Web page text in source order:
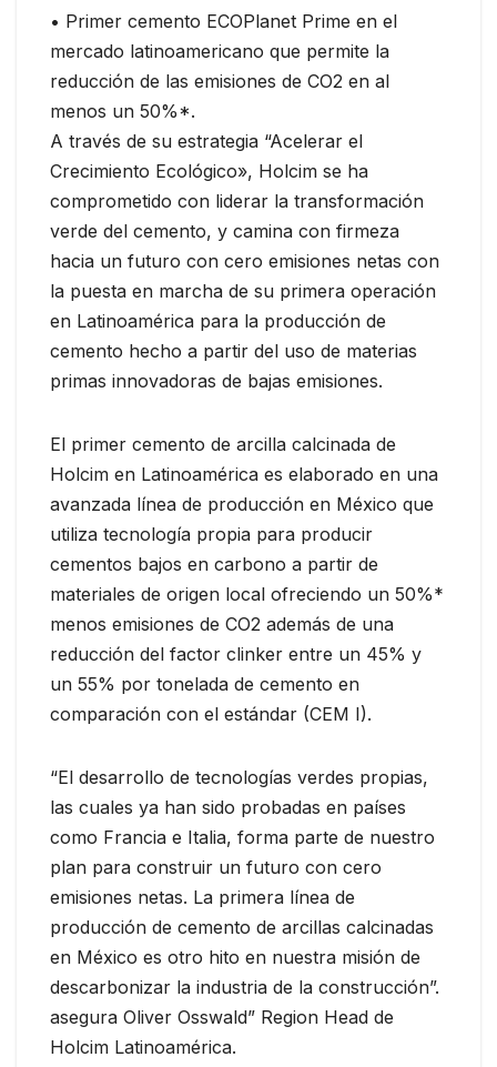
• Primer cemento ECOPlanet Prime en el
mercado latinoamericano que permite la
reducción de las emisiones de CO2 en al
menos un 50%*.
A través de su estrategia “Acelerar el
Crecimiento Ecológico», Holcim se ha
comprometido con liderar la transformación
verde del cemento, y camina con firmeza
hacia un futuro con cero emisiones netas con
la puesta en marcha de su primera operación
en Latinoamérica para la producción de
cemento hecho a partir del uso de materias
primas innovadoras de bajas emisiones.
El primer cemento de arcilla calcinada de
Holcim en Latinoamérica es elaborado en una
avanzada línea de producción en México que
utiliza tecnología propia para producir
cementos bajos en carbono a partir de
materiales de origen local ofreciendo un 50%*
menos emisiones de CO2 además de una
reducción del factor clinker entre un 45% y
un 55% por tonelada de cemento en
comparación con el estándar (CEM I).
“El desarrollo de tecnologías verdes propias,
las cuales ya han sido probadas en países
como Francia e Italia, forma parte de nuestro
plan para construir un futuro con cero
emisiones netas. La primera línea de
producción de cemento de arcillas calcinadas
en México es otro hito en nuestra misión de
descarbonizar la industria de la construcción”.
asegura Oliver Osswald” Region Head de
Holcim Latinoamérica.